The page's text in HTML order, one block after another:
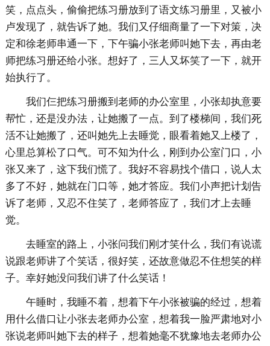
笑，点点头，偷偷把练习册放到了语文练习册里，又被小
卢发现了，就告诉了她。我们又仔细商量了一下对策，决
定和徐老师串通一下，下午骗小张老师叫她下去，再由老
师把练习册还给小张。想好了，三人又坏笑了一下，就开
始执行了。
我们仨把练习册搬到老师的办公室里，小张却执意要
帮忙，还是没办法，让她搬了一点。到了楼梯间，我们死
活不让她搬了，还叫她先上去睡觉，眼看着她又上楼了，
心里总算松了口气。可不知为什么，刚到办公室门口，小
张又来了，这下我们慌了。我好不容易找个借口，说人太
多了不好，她就在门口等，她才答应。我们小声把计划告
诉了老师，又忍不住笑了，老师答应了，我们才上去睡
觉。
去睡室的路上，小张问我们刚才笑什么，我们有说谎
说跟老师讲了个笑话，很好笑，还故意做忍不住想笑的样
子。幸好她没问我们讲了什么笑话！
午睡时，我睡不着，想着下午小张被骗的经过，想着
用什么借口让小张去老师办公室，想着我一脸严肃地对小
张说老师叫她下去的样子，想着她毫不犹豫地去老师办公